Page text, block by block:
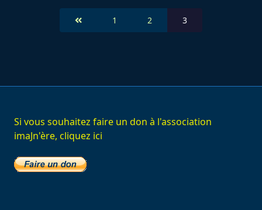
text">Page
1 2 3
Si vous souhaitez faire un don à l'association
imaJn'ère, cliquez ici